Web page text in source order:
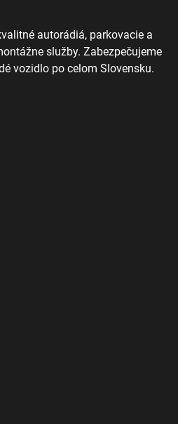
autorádiá, parkovacie a
služby. Zabezpečujeme
vozidlo po celom Slovensku.